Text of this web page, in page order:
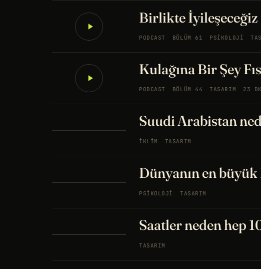
Birlikte İyileşeceğiz
PODCAST BÖLÜM 61 PSIKOLOJI
Kulağına Bir Şey
PODCAST BÖLÜM 44 TASARIM 23 DK
Suudi Arabistan
İKLIM TASARIM
Dünyanın en
PSIKOLOJI TASARIM
Saatler neden hep
TASARIM